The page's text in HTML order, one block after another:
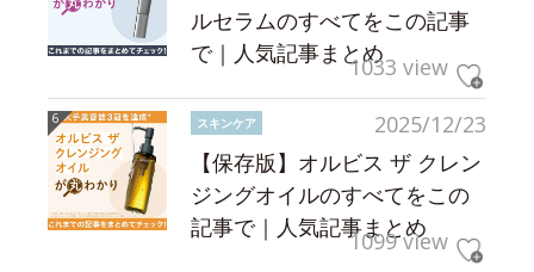
ルセラムのすべてをこの記事
で｜人気記事まとめ1033 view
2025/12/23
スキンケア
【保存版】オルビス ザ クレン
ジングオイルのすべてをこの
記事で｜人気記事まとめ
1099 view